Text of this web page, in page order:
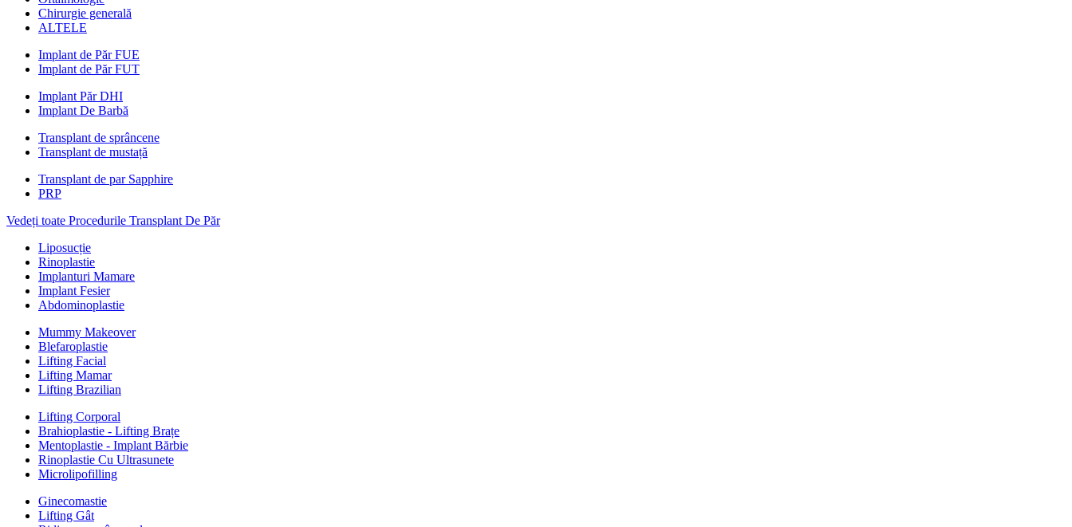
Chirurgie generală
ALTELE
Implant de Păr FUE
Implant de Păr FUT
Implant Păr DHI
Implant De Barbă
Transplant de sprâncene
Transplant de mustață
Transplant de par Sapphire
PRP
Vedeți toate Procedurile Transplant De Păr
Liposucție
Rinoplastie
Implanturi Mamare
Implant Fesier
Abdominoplastie
Mummy Makeover
Blefaroplastie
Lifting Facial
Lifting Mamar
Lifting Brazilian
Lifting Corporal
Brahioplastie - Lifting Brațe
Mentoplastie - Implant Bărbie
Rinoplastie Cu Ultrasunete
Microlipofilling
Ginecomastie
Lifting Gât